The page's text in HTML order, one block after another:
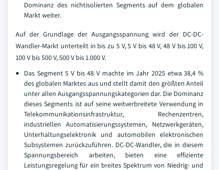
Dominanz des nichtisolierten Segments auf dem globalen
Markt weiter.
Auf der Grundlage der Ausgangsspannung wird der DC-DC-
Wandler-Markt unterteilt in bis zu 5 V, 5 V bis 48 V, 48 V bis 100 V,
100 V bis 500 V, 500 V bis 1.000 V.
Das Segment 5 V bis 48 V machte im Jahr 2025 etwa 38,4 %
des globalen Marktes aus und stellt damit den größten Anteil
unter allen Ausgangsspannungskategorien dar. Die Dominanz
dieses Segments ist auf seine weitverbreitete Verwendung in
Telekommunikationsinfrastruktur, Rechenzentren,
industriellen Automatisierungssystemen, Netzwerkgeräten,
Unterhaltungselektronik und automobilen elektronischen
Subsystemen zurückzuführen. DC-DC-Wandler, die in diesem
Spannungsbereich arbeiten, bieten eine effiziente
Leistungsregelung für ein breites Spektrum von Niedrig- und